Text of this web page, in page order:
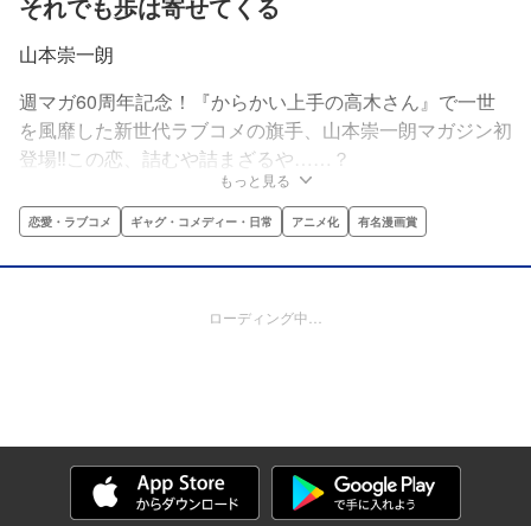
それでも歩は寄せてくる
山本崇一朗
週マガ60周年記念！『からかい上手の高木さん』で一世
を風靡した新世代ラブコメの旗手、山本崇一朗マガジン初
登場‼この恋、詰むや詰まざるや……？
もっと見る
恋愛・ラブコメ ギャグ・コメディー・日常 アニメ化 有名漫画賞
ローディング中…